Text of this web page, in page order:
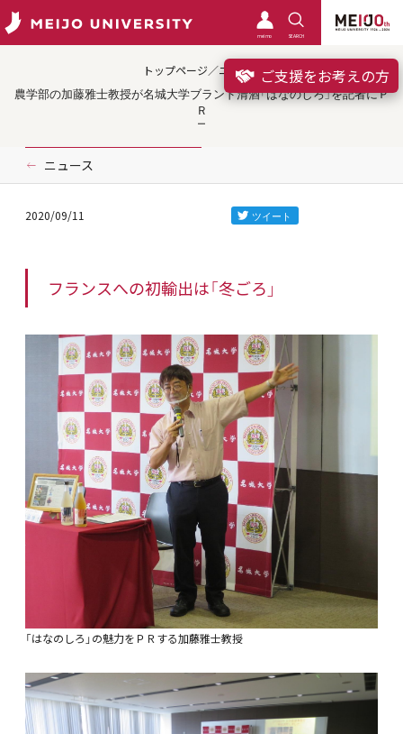
meimo SEARCH
ご支援をお考えの方
トップページ／ニュース
農学部の加藤雅士教授が名城大学ブランド清酒「はなのしろ」を記者にＰ
Ｒ
ニュース
2020/09/11
フランスへの初輸出は「冬ごろ」
「はなのしろ」の魅力をＰＲする加藤雅士教授